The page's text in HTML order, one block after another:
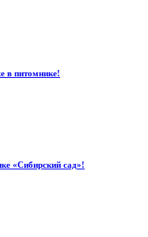
в питомнике!
«Сибирский сад»!